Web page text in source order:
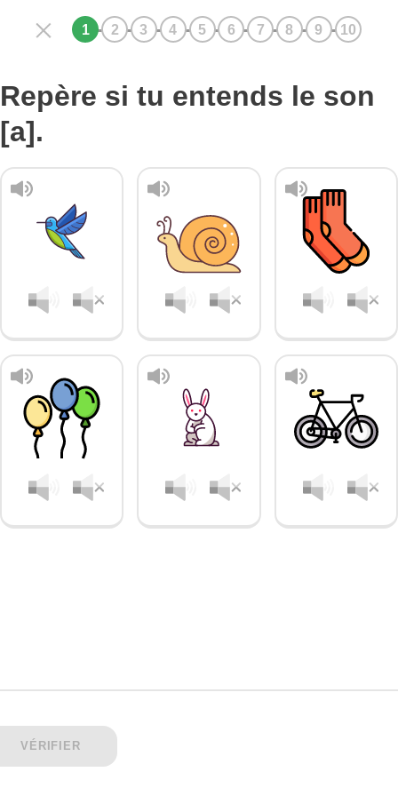
Repère si tu entends le son
[a].
VÉRIFIER